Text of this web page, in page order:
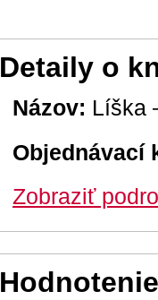
Detaily o
Názov: Líška
Objednávací
Zobraziť